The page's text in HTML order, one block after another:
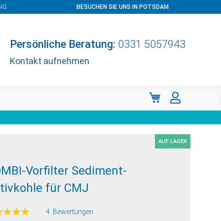
BESUCHEN SIE UNS IN POTSDAM
Persönliche Beratung: 0331 5057943
Kontakt aufnehmen
Mein Warenkorb
AUF LAGER
Vorfilter Sediment-
für CMJ
4 Bewertungen